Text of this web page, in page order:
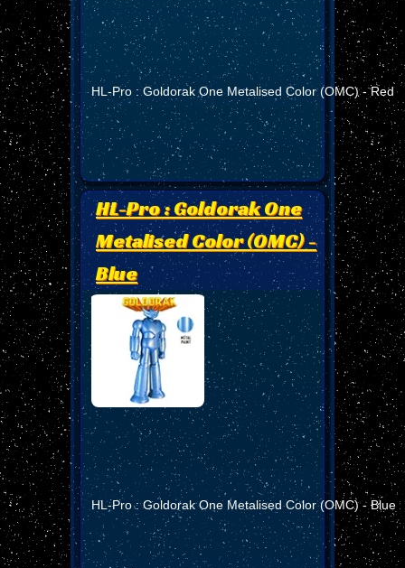
HL-Pro : Goldorak One Metalised Color (OMC) - Red
HL-Pro : Goldorak One
Metalised Color (OMC) -
Blue
HL-Pro : Goldorak One Metalised Color (OMC) - Blue